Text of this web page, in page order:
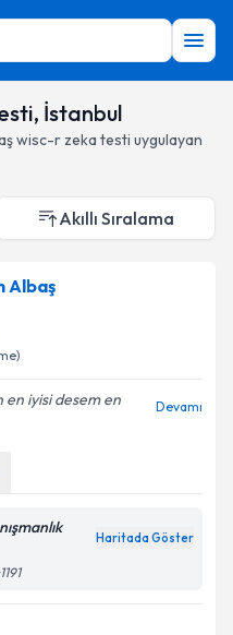
İstanbul
wisc-r zeka testi uygulayan
Akıllı Sıralama
Albaş
en iyisi desem en
Devamı
Haritada Göster